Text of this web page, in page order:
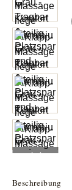
Beschreibung